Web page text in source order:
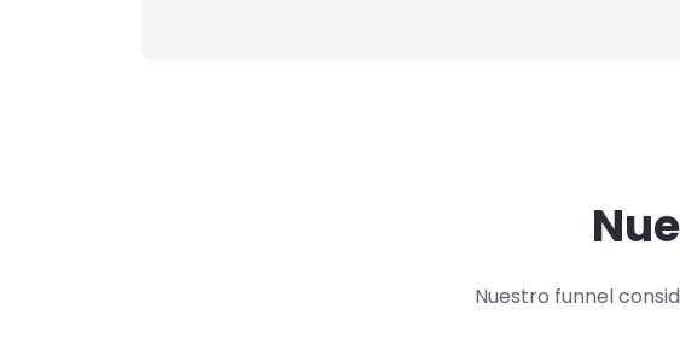
Nuestro funnel